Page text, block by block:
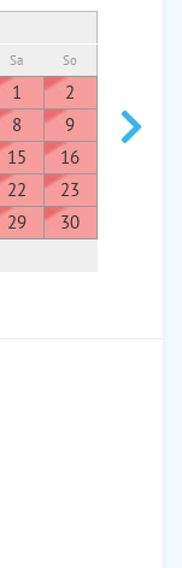
Sa So
1
2
8
9
15
16
22
23
29
30
7